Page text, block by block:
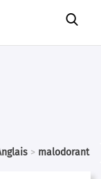

> malodorant